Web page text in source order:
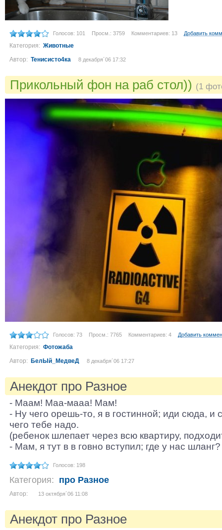
Голосов: 101 Просм.: 3759 Комментариев: 13 Добавить
Категория: Животные
Автор: Тенисисто4ка 8 декабря´06 17:32
Прикольный фон на раб стол)) (1
Голосов: 73 Просм.: 7765 Комментариев: 4 Добавить
Категория: Фотожаба
Автор: БелЫй_МедвеД 8 декабря´06 17:27
Анекдот про Разное
- Маам! Маа-мааа! Мам!
- Ну чего орешь-то, я в гостинной; иди сюда, и
чего тебе надо.
(ребенок шлепает через всю квартиру,
- Мам, я тут в в говно вступил; где у нас шланг?
Голосов: 198
Категория: про Разное
Автор: 13 октября´06 11:08
Анекдот про Разное